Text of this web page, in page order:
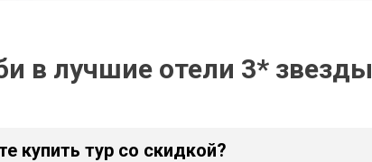
в лучшие отели 3* звезды
купить тур со скидкой?